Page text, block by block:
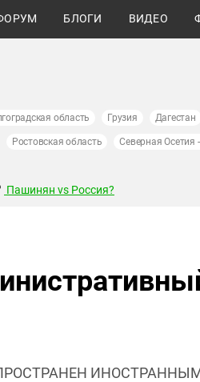
БЛОГИ ВИДЕО
область Грузия Дагестан
Ростовская область Северная Осетия
Пашинян vs Россия?